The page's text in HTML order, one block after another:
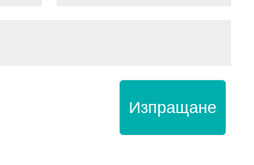
Изпращане